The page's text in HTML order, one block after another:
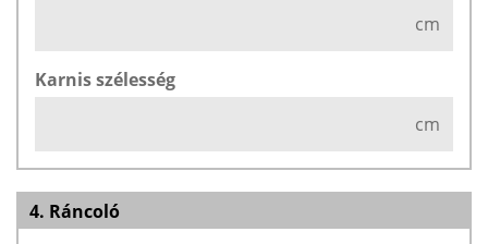
cm
Karnis szélesség
cm
4. Ráncoló